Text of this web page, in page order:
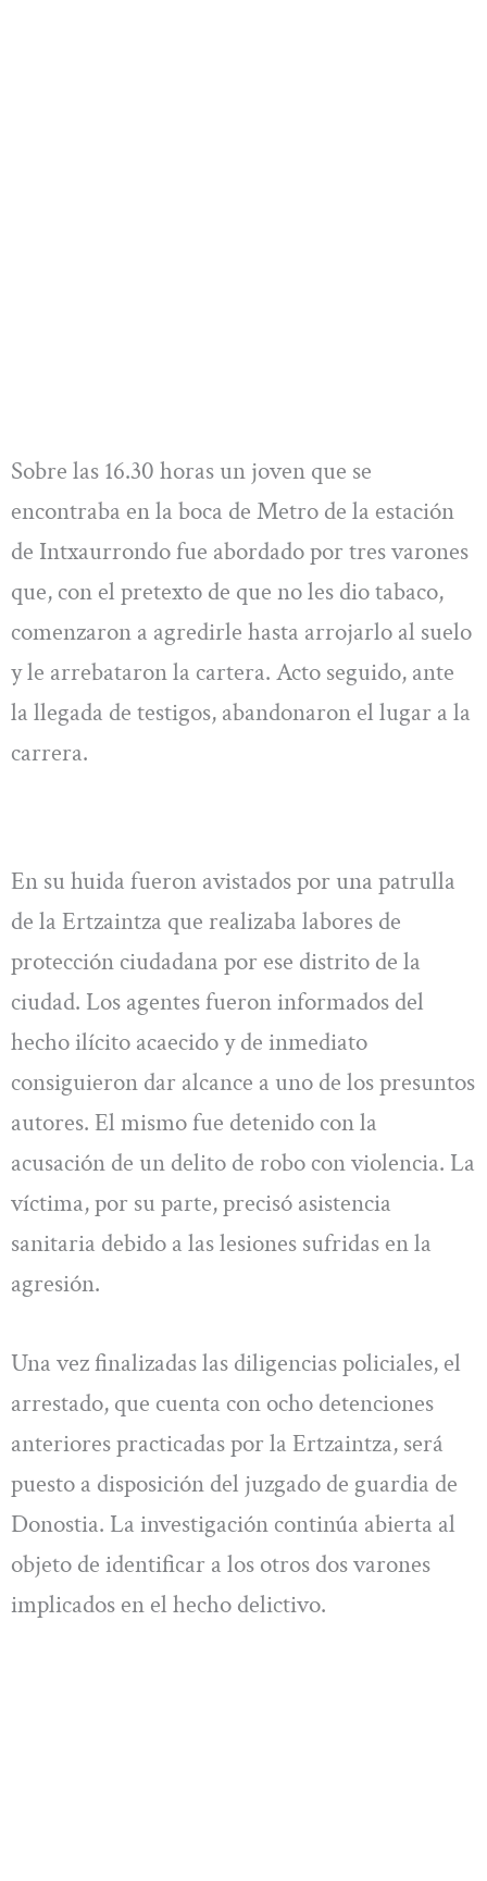
Sobre las 16.30 horas un joven que se
encontraba en la boca de Metro de la estación
de Intxaurrondo fue abordado por tres varones
que, con el pretexto de que no les dio tabaco,
comenzaron a agredirle hasta arrojarlo al suelo
y le arrebataron la cartera. Acto seguido, ante
la llegada de testigos, abandonaron el lugar a la
carrera.
En su huida fueron avistados por una patrulla
de la Ertzaintza que realizaba labores de
protección ciudadana por ese distrito de la
ciudad. Los agentes fueron informados del
hecho ilícito acaecido y de inmediato
consiguieron dar alcance a uno de los presuntos
autores. El mismo fue detenido con la
acusación de un delito de robo con violencia. La
víctima, por su parte, precisó asistencia
sanitaria debido a las lesiones sufridas en la
agresión.
Una vez finalizadas las diligencias policiales, el
arrestado, que cuenta con ocho detenciones
anteriores practicadas por la Ertzaintza, será
puesto a disposición del juzgado de guardia de
Donostia. La investigación continúa abierta al
objeto de identificar a los otros dos varones
implicados en el hecho delictivo.